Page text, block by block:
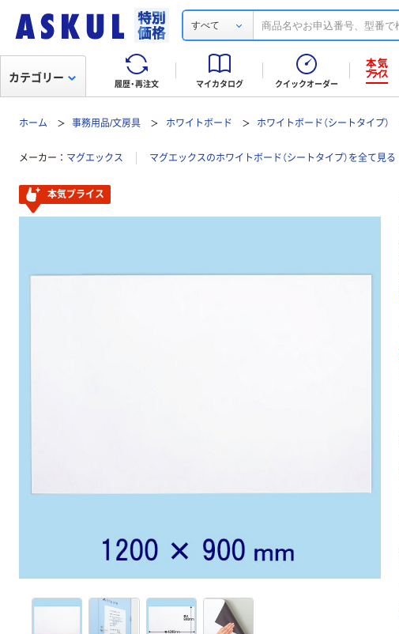
すべて
履歴・再注文 マイカタログ クイックオーダー
カテゴリー
ホーム 事務用品/文房具 ホワイトボード ホワイトボード（シートタイプ）
メーカー マグエックス マグエックスのホワイトボード（シートタイプ）を全て見る
本気プライス